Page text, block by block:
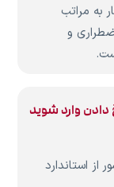
به مراتب
و
استاندارد
دادن وارد شوید